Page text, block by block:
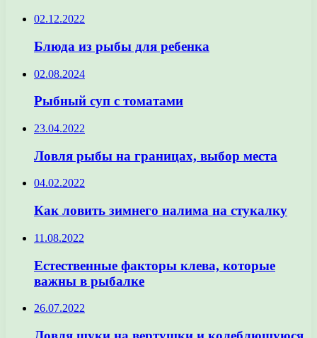
02.12.2022
Блюда из рыбы для ребенка
02.08.2024
Рыбный суп с томатами
23.04.2022
Ловля рыбы на границах, выбор места
04.02.2022
Как ловить зимнего налима на стукалку
11.08.2022
Естественные факторы клева, которые
важны в рыбалке
26.07.2022